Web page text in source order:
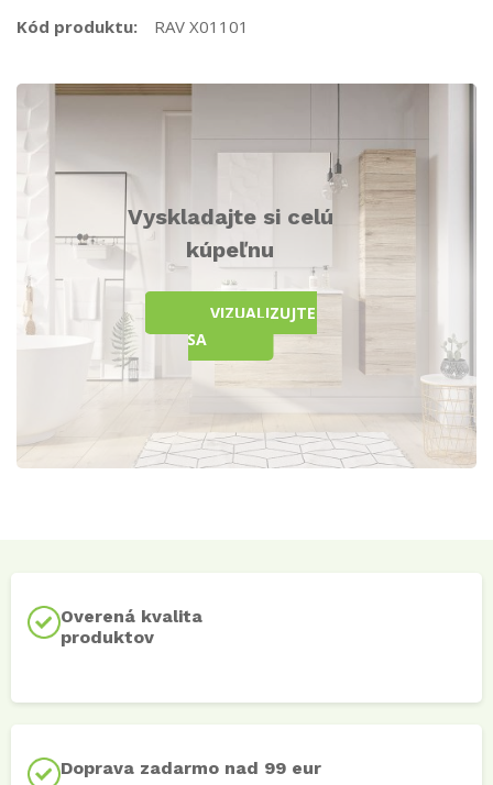
Kód produktu: RAV X01101
Vyskladajte si celú
kúpeľnu
VIZUALIZUJTE
SA
Overená kvalita
produktov
Doprava zadarmo nad 99 eur